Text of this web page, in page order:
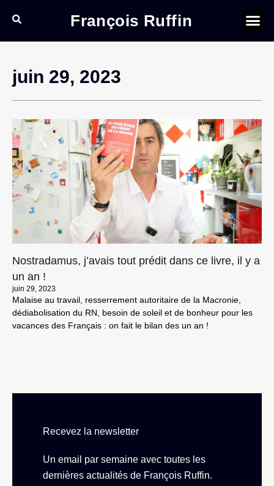
François Ruffin
juin 29, 2023
Nostradamus, j’avais tout prédit dans ce livre, il y a
un an !
juin 29, 2023
Malaise au travail, resserrement autoritaire de la Macronie,
dédiabolisation du RN, besoin de soleil et de bonheur pour les
vacances des Français : on fait le bilan des un an !
Recevez la newsletter
Un email par semaine avec toutes les
dernières actualités de François Ruffin.